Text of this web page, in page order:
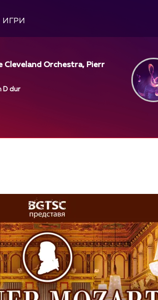
ИГРИ
Cleveland Orchestra, Pierr
D dur